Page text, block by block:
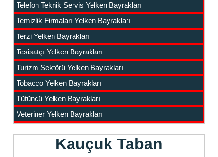
Telefon Teknik Servis Yelken Bayrakları
Temizlik Firmaları Yelken Bayrakları
Terzi Yelken Bayrakları
Tesisatçı Yelken Bayrakları
Turizm Sektörü Yelken Bayrakları
Tobacco Yelken Bayrakları
Tütüncü Yelken Bayrakları
Veteriner Yelken Bayrakları
Kauçuk Taban